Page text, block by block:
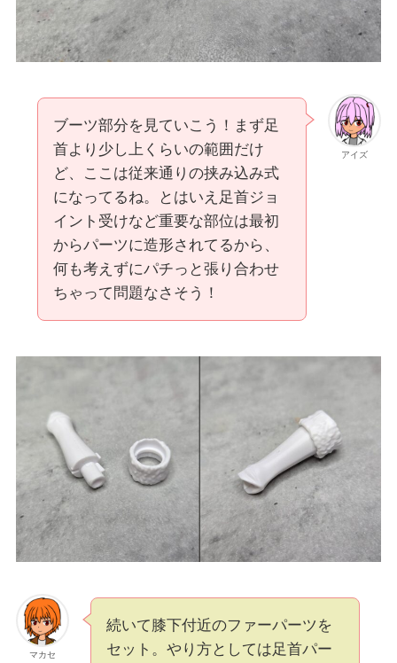
アイズ
ブーツ部分を見ていこう！まず足
首より少し上くらいの範囲だけ
ど、ここは従来通りの挟み込み式
になってるね。とはいえ足首ジョ
イント受けなど重要な部位は最初
からパーツに造形されてるから、
何も考えずにパチっと張り合わせ
ちゃって問題なさそう！
マカセ
続いて膝下付近のファーパーツを
セット。やり方としては足首パー